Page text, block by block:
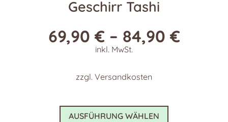
Geschirr Tashi
69,90€ – 84,90€
inkl. MwSt.
zzgl. Versandkosten
AUSFÜHRUNG WÄHLEN
Dieses